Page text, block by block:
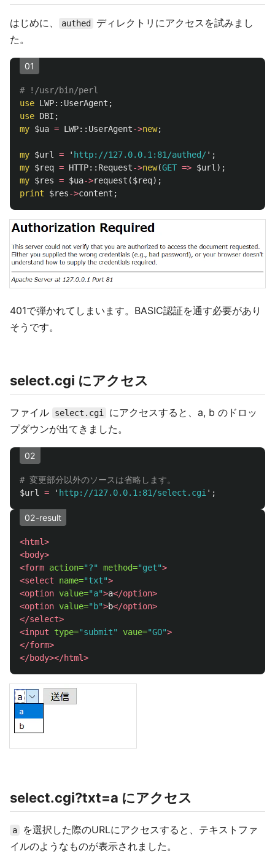
はじめに、 authed
ディレクトリにアクセスを試みまし
た。
01
# !/usr/bin/perl
use LWP:: UserAgent ;
use DBI ;
my $ua = LWP:: UserAgent->new;
my $url = ' http://127.0.0.1:81/authed/';
my $req = HTTP:: Request->new(GET => $url);
my $res = $ua->request ($req);
print
$res->content ;
401で弾かれてしまいます。BASIC認証を通す必要があり
そうです。
select.cgi にアクセス
ファイル select.cgi
にアクセスすると、a, b のドロッ
プダウンが出てきました。
02
# 変更部分以外のソースは省略します。
$url
= ' http://127.0.0.1:81/select.cgi ';
02-result
<html>
<body>
<form action="?" method="get">
<select
name="txt">
<option value="a">a</option>
<option value="b">b</option>
</select>
<input
type="submit" vaue="GO">
</form>
</body></html>
select.cgi?txt=a にアクセス
a
を選択した際のURLにアクセスすると、テキストファ
イルのようなものが表示されました。